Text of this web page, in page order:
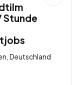
Deutschland